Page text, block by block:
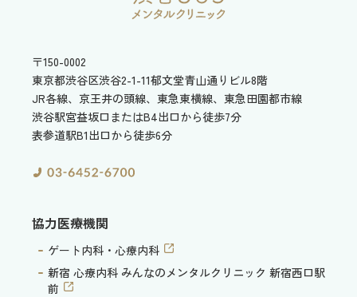
〒150-0002
東京都渋谷区渋谷2-1-11郁文堂青山通りビル8階
JR各線、京王井の頭線、東急東横線、東急田園都市線
渋谷駅宮益坂口またはB4出口から徒歩7分
表参道駅B1出口から徒歩6分
協力医療機関
ゲート内科・心療内科
新宿 心療内科 みんなのメンタルクリニック 新宿西口駅
前